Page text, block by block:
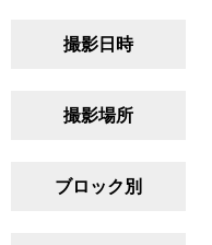
撮影日時
撮影場所
ブロック別